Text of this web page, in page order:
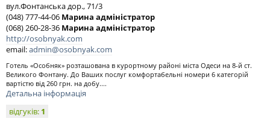
вул.Фонтанська дор., 71/3
(048) 777-44-06 Марина адміністратор
(068) 260-28-36 Марина адміністратор
http://osobnyak.com
email:admin@osobnyak.com
Готель «Особняк» розташована в курортному районі міста Одеси на 8-й ст.
Великого Фонтану. До Ваших послуг комфортабельні номери 6 категорій
вартістю від 260 грн. на добу....
Детальна інформація
відгуків: 1